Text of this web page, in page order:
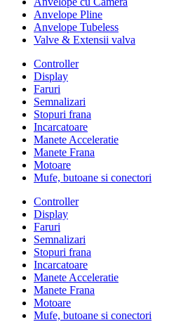
Anvelope Pline
Anvelope Tubeless
Valve & Extensii valva
Controller
Display
Faruri
Semnalizari
Stopuri frana
Incarcatoare
Manete Acceleratie
Manete Frana
Motoare
Mufe, butoane si conectori
Controller
Display
Faruri
Semnalizari
Stopuri frana
Incarcatoare
Manete Acceleratie
Manete Frana
Motoare
Mufe, butoane si conectori